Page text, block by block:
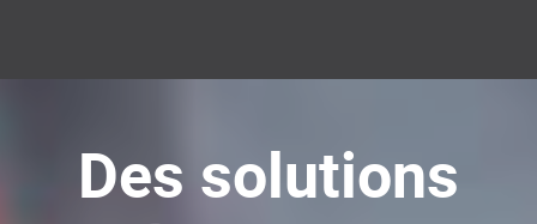
Des solutions